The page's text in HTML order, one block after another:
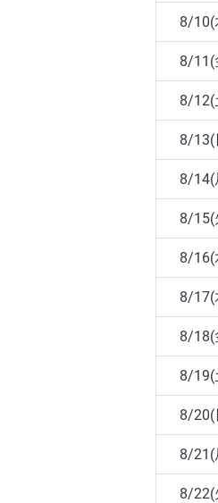
8/10(
8/11(
8/12(
8/13(
8/14(
8/15(
8/16(
8/17(
8/18(
8/19(
8/20(
8/21(
8/22(